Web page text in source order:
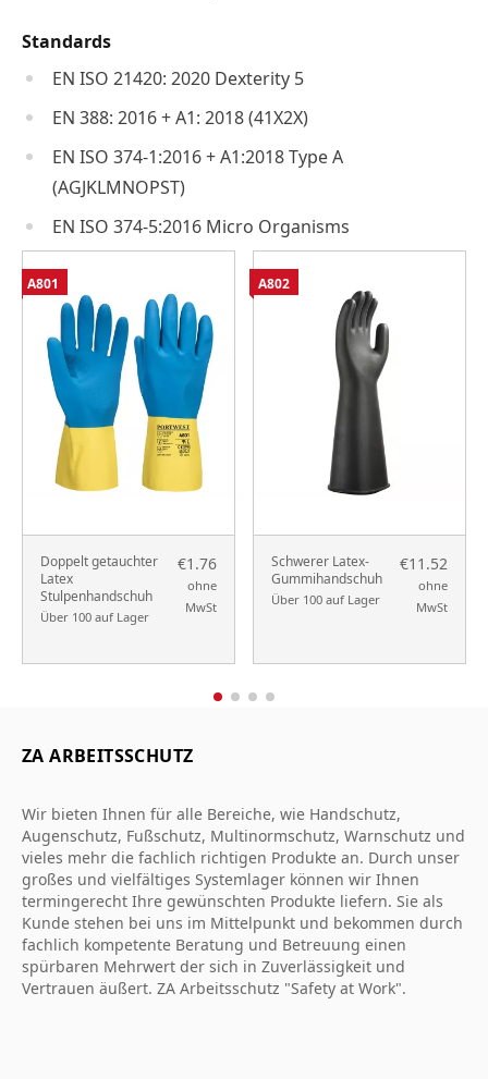
Standards
EN ISO 21420: 2020 Dexterity 5
EN 388: 2016 + A1: 2018 (41X2X)
EN ISO 374-1:2016 + A1:2018 Type A
(AGJKLMNOPST)
EN ISO 374-5:2016 Micro Organisms
Doppelt getauchter
Latex
Stulpenhandschuh
Über 100 auf Lager
€1.76
ohne
MwSt
A801
Schwerer Latex-
Gummihandschuh
Über 100 auf Lager
€11.52
ohne
MwSt
A802
ZA ARBEITSSCHUTZ
Wir bieten Ihnen für alle Bereiche, wie Handschutz,
Augenschutz, Fußschutz, Multinormschutz, Warnschutz und
vieles mehr die fachlich richtigen Produkte an. Durch unser
großes und vielfältiges Systemlager können wir Ihnen
termingerecht Ihre gewünschten Produkte liefern. Sie als
Kunde stehen bei uns im Mittelpunkt und bekommen durch
fachlich kompetente Beratung und Betreuung einen
spürbaren Mehrwert der sich in Zuverlässigkeit und
Vertrauen äußert. ZA Arbeitsschutz "Safety at Work".